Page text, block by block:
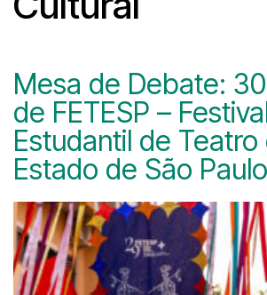
Mesa de Debate:
de FETESP –
Estudantil de Teatro
Estado de São Paulo